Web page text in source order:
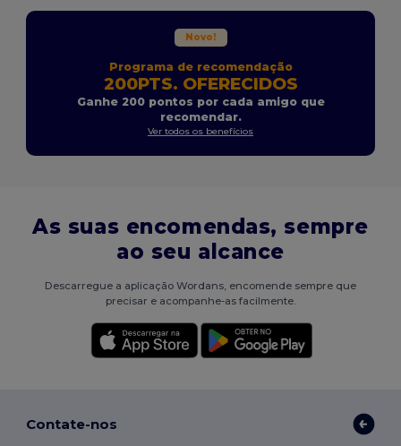
Novo!
Programa de recomendação
200PTS. OFERECIDOS
Ganhe 200 pontos por cada amigo que
recomendar.
Ver todos os benefícios
As suas encomendas, sempre
ao seu alcance
Descarregue a aplicação Wordans, encomende sempre que
precisar e acompanhe-as facilmente.
Contate-nos